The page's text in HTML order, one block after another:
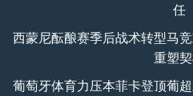
任
西蒙尼酝酿赛季后战术转型马
重塑
葡萄牙体育力压本菲卡登顶葡